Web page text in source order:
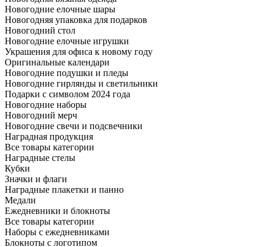
Новогодние елочные шары
Новогодняя упаковка для подарков
Новогодний стол
Новогодние елочные игрушки
Украшения для офиса к новому году
Оригинальные календари
Новогодние подушки и пледы
Новогодние гирлянды и светильники
Подарки с символом 2024 года
Новогодние наборы
Новогодний мерч
Новогодние свечи и подсвечники
Наградная продукция
Все товары категории
Наградные стелы
Кубки
Значки и флаги
Наградные плакетки и панно
Медали
Ежедневники и блокноты
Все товары категории
Наборы с ежедневниками
Блокноты с логотипом